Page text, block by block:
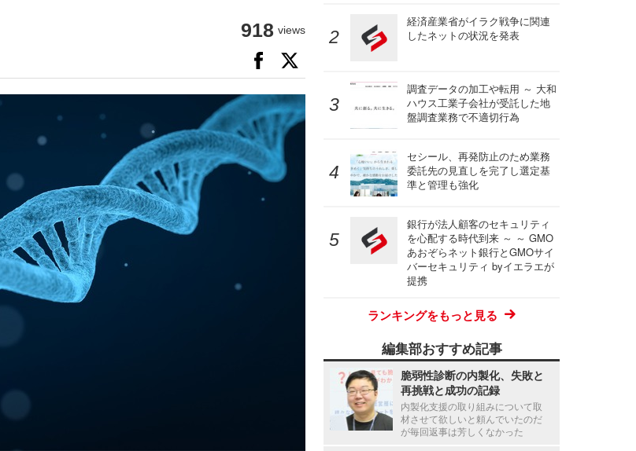
918 views
経済産業省がイラク戦争に関連
したネットの状況を発表
調査データの加工や転用 ～ 大和
ハウス工業子会社が受託した地
盤調査業務で不適切行為
セシール、再発防止のため業務
委託先の見直しを完了し選定基
準と管理も強化
銀行が法人顧客のセキュリティ
を心配する時代到来 ～ ～ GMO
あおぞらネット銀行とGMOサイ
バーセキュリティ byイエラエが
提携
ランキングをもっと見る
編集部おすすめ記事
脆弱性診断の内製化、失敗と
再挑戦と成功の記録
内製化支援の取り組みについて取
材させて欲しいと頼んでいたのだ
が毎回返事は芳しくなかった